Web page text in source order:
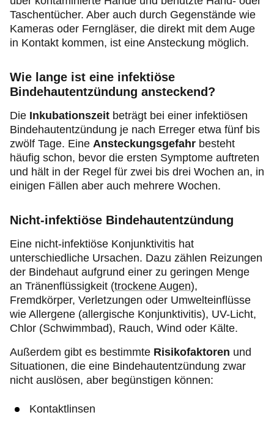
Taschentücher. Aber auch durch Gegenstände wie
Kameras oder Ferngläser, die direkt mit dem Auge
in Kontakt kommen, ist eine Ansteckung möglich.
Wie lange ist eine infektiöse
Bindehautentzündung ansteckend?
Die Inkubationszeit beträgt bei einer infektiösen
Bindehautentzündung je nach Erreger etwa fünf bis
zwölf Tage. Eine Ansteckungsgefahr besteht
häufig schon, bevor die ersten Symptome auftreten
und hält in der Regel für zwei bis drei Wochen an, in
einigen Fällen aber auch mehrere Wochen.
Nicht-infektiöse Bindehautentzündung
Eine nicht-infektiöse Konjunktivitis hat
unterschiedliche Ursachen. Dazu zählen Reizungen
der Bindehaut aufgrund einer zu geringen Menge
an Tränenflüssigkeit (trockene Augen),
Fremdkörper, Verletzungen oder Umwelteinflüsse
wie Allergene (allergische Konjunktivitis), UV-Licht,
Chlor (Schwimmbad), Rauch, Wind oder Kälte.
Außerdem gibt es bestimmte Risikofaktoren und
Situationen, die eine Bindehautentzündung zwar
nicht auslösen, aber begünstigen können:
Kontaktlinsen